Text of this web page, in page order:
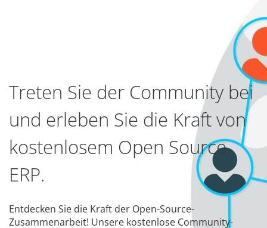
Treten Sie der Community bei
und erleben Sie die Kraft von
kostenlosem Open Source
ERP.
Entdecken Sie die Kraft der Open-Source-
Zusammenarbeit! Unsere kostenlose Community-